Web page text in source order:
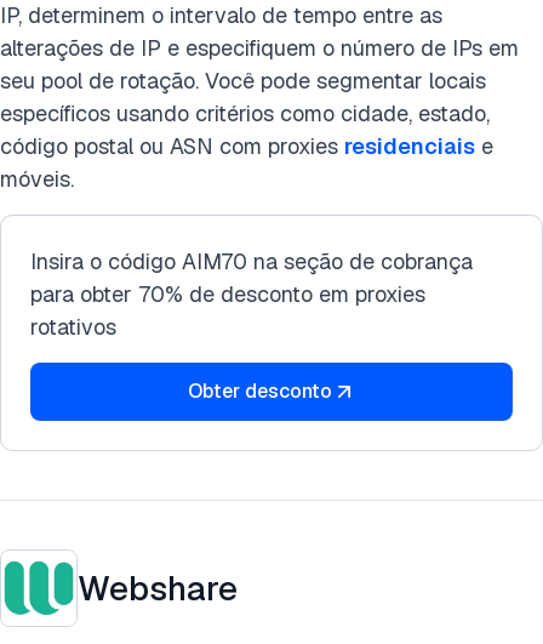
IP, determinem o intervalo de tempo entre as
alterações de IP e especifiquem o número de IPs em
seu pool de rotação. Você pode segmentar locais
específicos usando critérios como cidade, estado,
código postal ou ASN com proxies residenciais e
móveis.
Insira o código AIM70 na seção de cobrança
para obter 70% de desconto em proxies
rotativos
Obter desconto
Webshare